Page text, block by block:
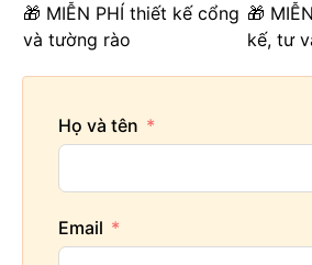
🎁 MIỄN PHÍ thiết kế cổng
và tường rào
🎁
kế, tư
Họ và tên
Email